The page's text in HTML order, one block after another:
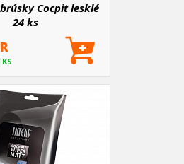
Cocpit lesklé
24 ks